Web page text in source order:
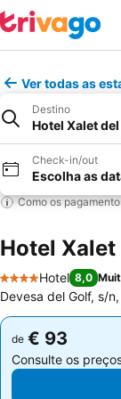
Ver todas as
Destino
Hotel Xalet
Check-in/out
Escolha as
Como os
Hotel
4 Estrelas
Hotel 8,0
Devesa del Golf, s/
de € 93
Consulte os
de € 93
Consulte os